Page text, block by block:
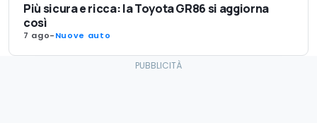
Più sicura e ricca: la Toyota GR86 si aggiorna
così
7 ago-Nuove auto